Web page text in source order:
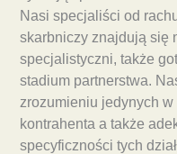
Nasi specjaliści od
skarbniczy znajdują się
specjalistyczni, także
stadium partnerstwa.
zrozumieniu jedynych
kontrahenta a także
specyficzności tych